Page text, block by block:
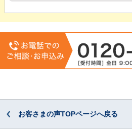
お客さまの声TOPページへ戻る